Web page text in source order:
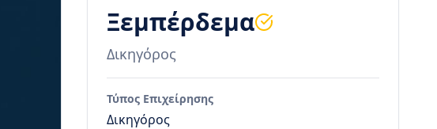
Ξεμπέρδεμα
Δικηγόρος
Τύπος Επιχείρησης
Δικηγόρος